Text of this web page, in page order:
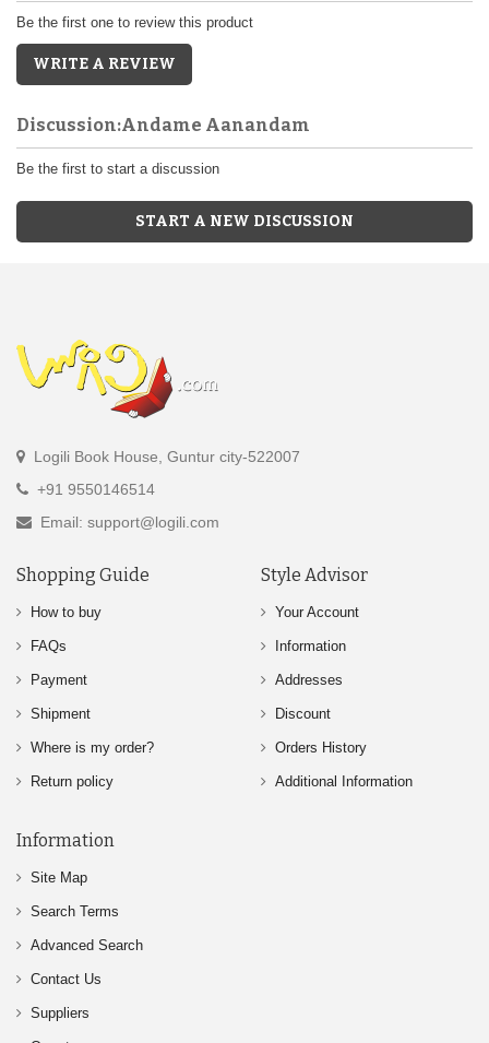
Be the first one to review this product
WRITE A REVIEW
Discussion:Andame Aanandam
Be the first to start a discussion
START A NEW DISCUSSION
Logili Book House, Guntur city-522007
+91 9550146514
Email: support@logili.com
Shopping Guide
How to buy
FAQs
Payment
Shipment
Where is my order?
Return policy
Style Advisor
Your Account
Information
Addresses
Discount
Orders History
Additional Information
Information
Site Map
Search Terms
Advanced Search
Contact Us
Suppliers